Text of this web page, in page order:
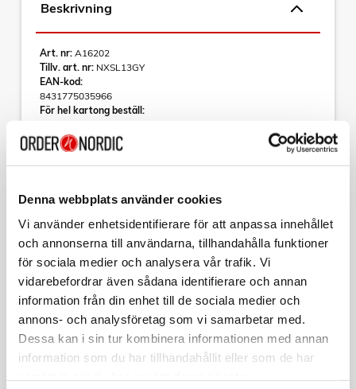
Denna webbplats använder cookies
Vi använder enhetsidentifierare för att anpassa innehållet
och annonserna till användarna, tillhandahålla funktioner
för sociala medier och analysera vår trafik. Vi
vidarebefordrar även sådana identifierare och annan
information från din enhet till de sociala medier och
annons- och analysföretag som vi samarbetar med.
Dessa kan i sin tur kombinera informationen med annan
information som du har tillhandahållit eller som de har
Beskrivning
Art. nr: A16202
Tillv. art. nr: NXSL13GY
EAN-kod:
8431775035966
För hel kartong beställ:
Nilox Laptopsleeve Vadderad 13,3”
• Metallblixtlås
• Kompakt och lätt design
• Separat fack för tillbehör
• Vadderad stöttålighet
Stöddämpad för maximalt skydd
Vadderat stötdämpande fodral för surfplattor eller bärbara
datorer upp till 13,3".
Detta fodral är utformat för att erbjuda pålitligt skydd utan att
kompromissa med stilen och har en vadderad insida som
skyddar enheten mot stötar, repor och daglig slitage.
Sortera
Kollektion
NILOX